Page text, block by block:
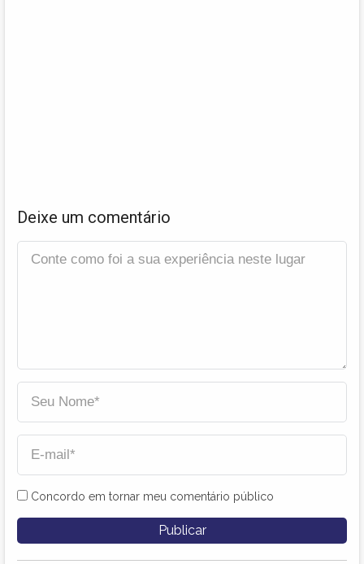
Deixe um comentário
Concordo em tornar meu comentário público